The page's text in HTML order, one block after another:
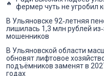
фермер чуть не угробил
В Ульяновске 92‑летняя
лишилась 1,3 млн рублей
мошенников
В Ульяновской области
обновят лифтовое
подъёмников заменят в
годах